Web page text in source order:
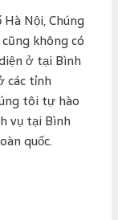
Nội, Chúng
không có
ở tại Bình
các tỉnh
tôi tự hào
vụ tại Bình
quốc.